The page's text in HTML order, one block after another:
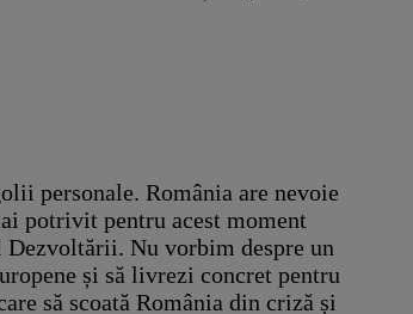
personale. România are nevoie
potrivit pentru acest moment
Nu vorbim despre un
și să livrezi concret pentru
să scoată România din criză și